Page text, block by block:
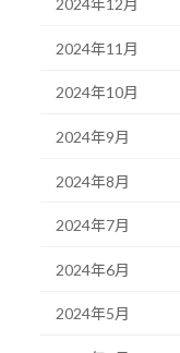
2024年12月
2024年11月
2024年10月
2024年9月
2024年8月
2024年7月
2024年6月
2024年5月